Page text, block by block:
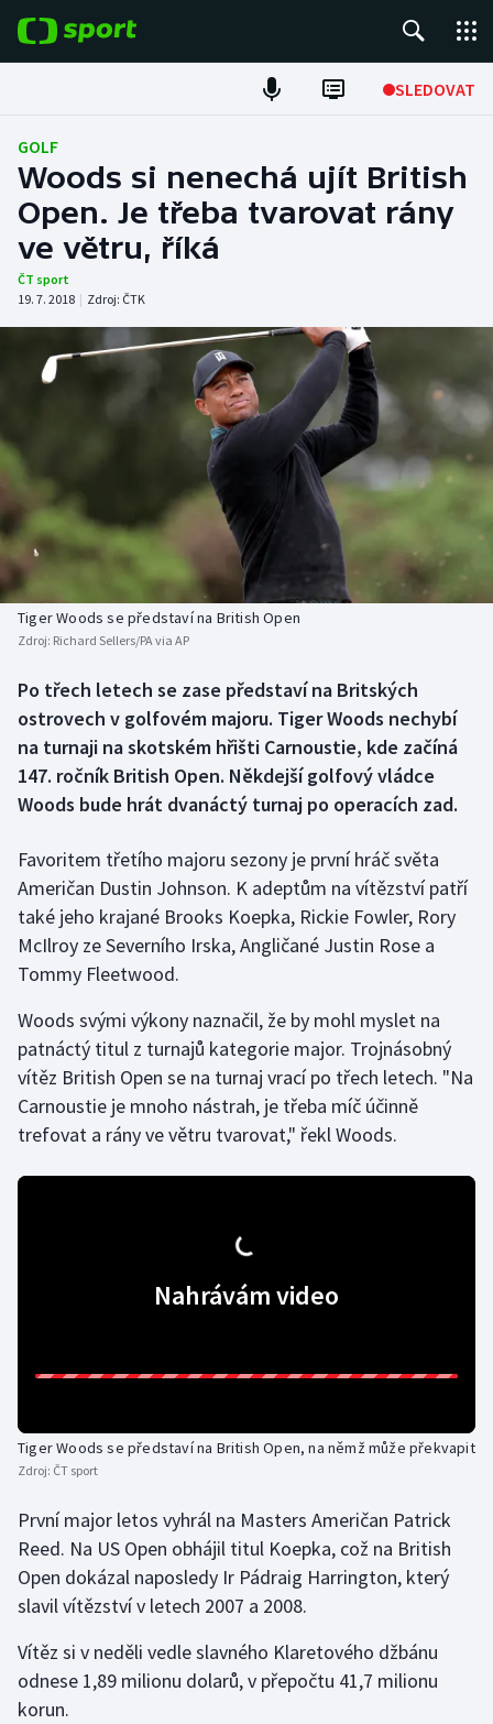
SLEDOVAT
Fotbal
Hokej
Tenis
Atletika
Cyklistika
Baseball a softbal
Basketbal
Biatlon
Box
Curling
Florbal
Futsal
Golf
Gymnastika
Házená
Jezdectví
Motorsport
Olympijské hry
Parasport
Plavání
Plážový volejbal
NEPŘEHLÉDNĚTE
Soutěže
Historické návraty
Aplikace ČT sport
GOLF
Woods si nenechá ujít British
Open. Je třeba tvarovat rány
ve větru, říká
ČT sport
19. 7. 2018 | Zdroj: ČTK
Tiger Woods se představí na British Open
Zdroj: Richard Sellers/PA via AP
Po třech letech se zase představí na Britských
ostrovech v golfovém majoru. Tiger Woods nechybí
na turnaji na skotském hřišti Carnoustie, kde začíná
147. ročník British Open. Někdejší golfový vládce
Woods bude hrát dvanáctý turnaj po operacích zad.
Favoritem třetího majoru sezony je první hráč světa
Američan Dustin Johnson. K adeptům na vítězství patří
také jeho krajané Brooks Koepka, Rickie Fowler, Rory
McIlroy ze Severního Irska, Angličané Justin Rose a
Tommy Fleetwood.
Woods svými výkony naznačil, že by mohl myslet na
patnáctý titul z turnajů kategorie major. Trojnásobný
vítěz British Open se na turnaj vrací po třech letech. "Na
Carnoustie je mnoho nástrah, je třeba míč účinně
trefovat a rány ve větru tvarovat," řekl Woods.
Nahrávám video
Tiger Woods se představí na British Open, na němž může překvapit
Zdroj: ČT sport
První major letos vyhrál na Masters Američan Patrick
Reed. Na US Open obhájil titul Koepka, což na British
Open dokázal naposledy Ir Pádraig Harrington, který
slavil vítězství v letech 2007 a 2008.
Vítěz si v neděli vedle slavného Klaretového džbánu
odnese 1,89 milionu dolarů, v přepočtu 41,7 milionu
korun.